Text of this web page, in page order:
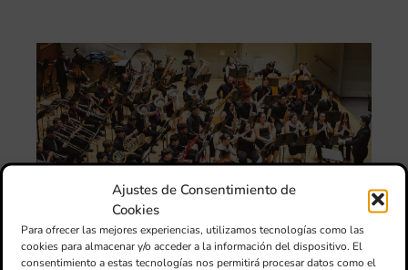
Ajustes de Consentimiento de
Cookies
Para ofrecer las mejores experiencias, utilizamos tecnologías como las
cookies para almacenar y/o acceder a la información del dispositivo. El
consentimiento a estas tecnologías nos permitirá procesar datos como el